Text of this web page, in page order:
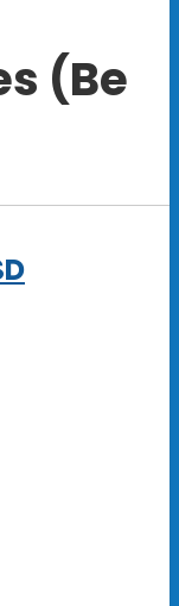
(Be